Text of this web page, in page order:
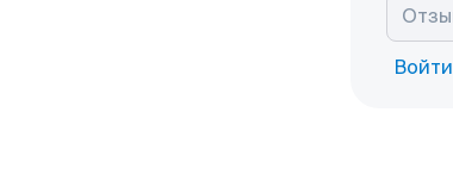
Войти